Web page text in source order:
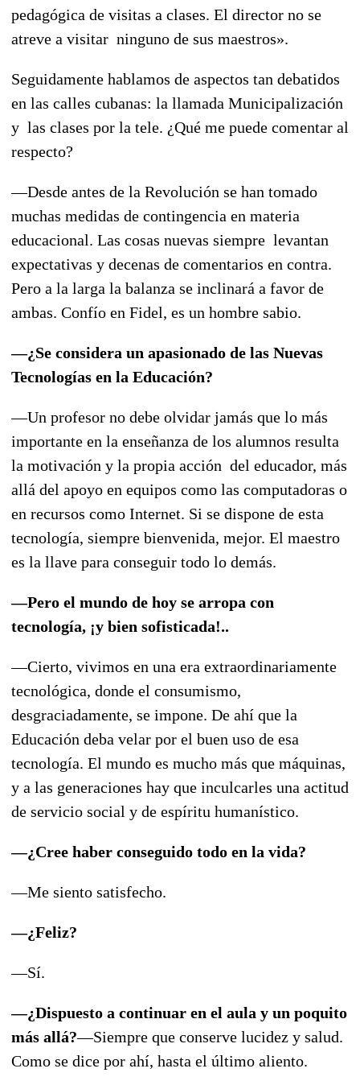
pedagógica de visitas a clases. El director no se
atreve a visitar ninguno de sus maestros».
Seguidamente hablamos de aspectos tan debatidos
en las calles cubanas: la llamada Municipalización
y las clases por la tele. ¿Qué me puede comentar al
respecto?
—Desde antes de la Revolución se han tomado
muchas medidas de contingencia en materia
educacional. Las cosas nuevas siempre levantan
expectativas y decenas de comentarios en contra.
Pero a la larga la balanza se inclinará a favor de
ambas. Confío en Fidel, es un hombre sabio.
—¿Se considera un apasionado de las Nuevas
Tecnologías en la Educación?
—Un profesor no debe olvidar jamás que lo más
importante en la enseñanza de los alumnos resulta
la motivación y la propia acción del educador, más
allá del apoyo en equipos como las computadoras o
en recursos como Internet. Si se dispone de esta
tecnología, siempre bienvenida, mejor. El maestro
es la llave para conseguir todo lo demás.
—Pero el mundo de hoy se arropa con
tecnología, ¡y bien sofisticada!..
—Cierto, vivimos en una era extraordinariamente
tecnológica, donde el consumismo,
desgraciadamente, se impone. De ahí que la
Educación deba velar por el buen uso de esa
tecnología. El mundo es mucho más que máquinas,
y a las generaciones hay que inculcarles una actitud
de servicio social y de espíritu humanístico.
—¿Cree haber conseguido todo en la vida?
—Me siento satisfecho.
—¿Feliz?
—Sí.
—¿Dispuesto a continuar en el aula y un poquito
más allá?—Siempre que conserve lucidez y salud.
Como se dice por ahí, hasta el último aliento.